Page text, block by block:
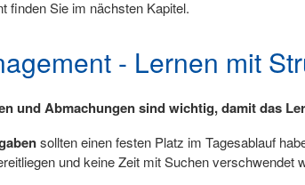
finden Sie im nächsten Kapitel.
- Lernen mit
und Abmachungen sind wichtig, damit das
sollten einen festen Platz im Tagesablauf
und keine Zeit mit Suchen verschwendet